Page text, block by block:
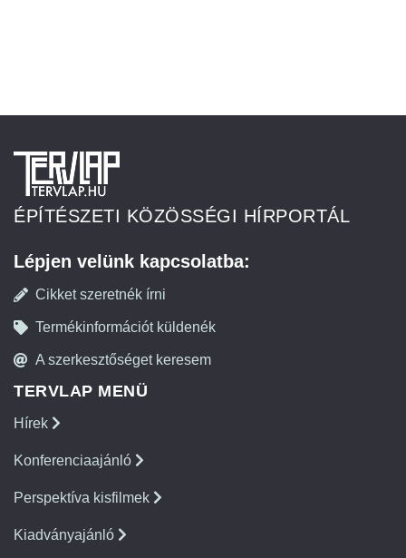
ÉPÍTÉSZETI KÖZÖSSÉGI HÍRPORTÁL
Lépjen velünk kapcsolatba:
Cikket szeretnék írni
Termékinformációt küldenék
A szerkesztőséget keresem
TERVLAP MENÜ
Hírek
Konferenciaajánló
Perspektíva kisfilmek
Kiadványajánló